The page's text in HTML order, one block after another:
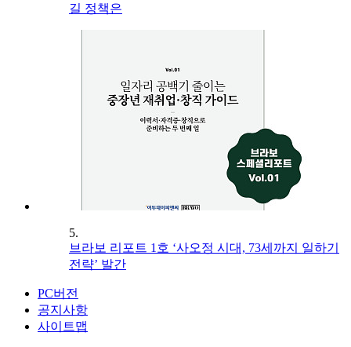
길 정책은
5.
브라보 리포트 1호 ‘사오정 시대, 73세까지 일하기
전략’ 발간
PC버전
공지사항
사이트맵